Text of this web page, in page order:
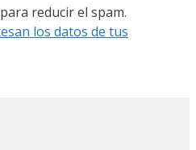
reducir el spam.
los datos de tus